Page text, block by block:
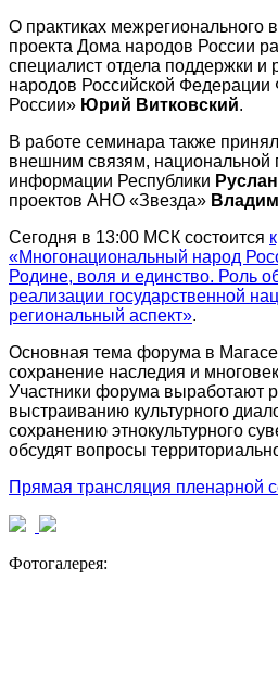
О практиках межрегионального
проекта Дома народов России
специалист отдела поддержки и
народов Российской
России» Юрий Витковский.
В работе семинара также
внешним связям, национальной
информации Республики
проектов АНО «Звезда»
Сегодня в 13:00 МСК состоится
«Многонациональный народ
Родине, воля и единство. Роль
реализации государственной
региональный аспект».
Основная тема форума в
сохранение наследия и
Участники форума выработают
выстраиванию культурного
сохранению этнокультурного
обсудят вопросы
Прямая трансляция пленарной
Фотогалерея: